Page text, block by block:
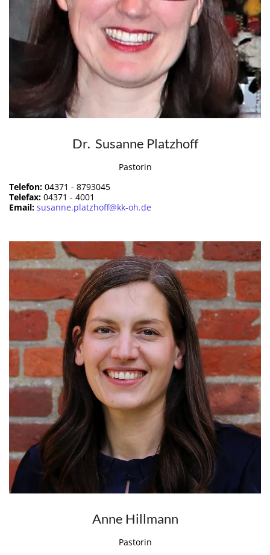
Dr. Susanne Platzhoff
Pastorin
Telefon: 04371 - 8793045
Telefax: 04371 - 4001
Email: susanne.platzhoff@kk-oh.de
Anne Hillmann
Pastorin